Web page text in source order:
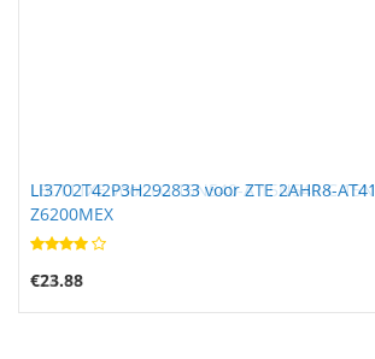
LI3702T42P3H292833 voor ZTE 2AHR8-
Z6200MEX
€23.88